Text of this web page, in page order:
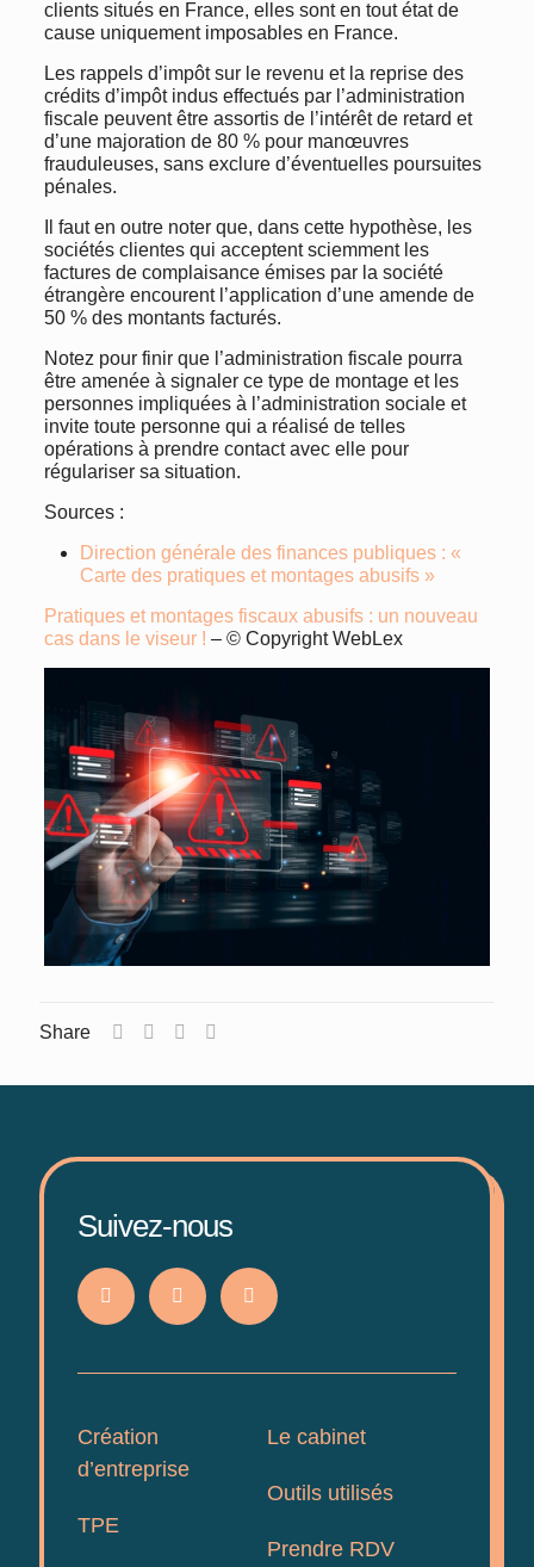
clients situés en France, elles sont en tout état de
cause uniquement imposables en France.
Les rappels d’impôt sur le revenu et la reprise des
crédits d’impôt indus effectués par l’administration
fiscale peuvent être assortis de l’intérêt de retard et
d’une majoration de 80 % pour manœuvres
frauduleuses, sans exclure d’éventuelles poursuites
pénales.
Il faut en outre noter que, dans cette hypothèse, les
sociétés clientes qui acceptent sciemment les
factures de complaisance émises par la société
étrangère encourent l’application d’une amende de
50 % des montants facturés.
Notez pour finir que l’administration fiscale pourra
être amenée à signaler ce type de montage et les
personnes impliquées à l’administration sociale et
invite toute personne qui a réalisé de telles
opérations à prendre contact avec elle pour
régulariser sa situation.
Sources :
Direction générale des finances publiques : «
Carte des pratiques et montages abusifs »
Pratiques et montages fiscaux abusifs : un nouveau
cas dans le viseur ! – © Copyright WebLex
Share
Suivez-nous
Création
d’entreprise
TPE
Le cabinet
Outils utilisés
Prendre RDV